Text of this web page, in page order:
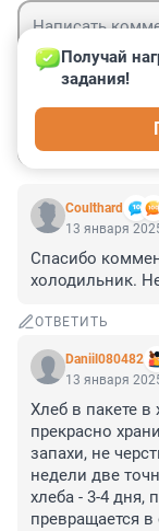
Coulthard
Получай
задания!
13 января
Спасибо
холодильник.
ОТВЕТИТЬ
Daniil080482
13 января
Хлеб в пакете
прекрасно
запахи, не
недели две
хлеба - 3-4 дня,
превращается в